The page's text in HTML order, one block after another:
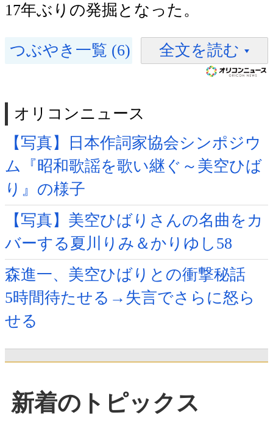
17年ぶりの発掘となった。
つぶやき一覧 (6) 全文を読む
オリコンニュース
【写真】日本作詞家協会シンポジウ
ム『昭和歌謡を歌い継ぐ～美空ひば
り』の様子
【写真】美空ひばりさんの名曲をカ
バーする夏川りみ＆かりゆし58
森進一、美空ひばりとの衝撃秘話
5時間待たせる→失言でさらに怒ら
せる
新着のトピックス